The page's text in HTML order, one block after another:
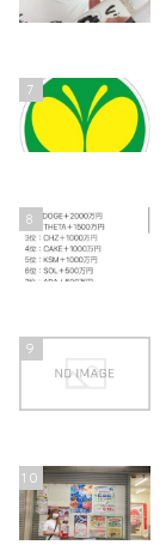
7
8
9
10